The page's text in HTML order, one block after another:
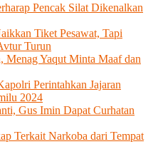
Pencak Silat Dikenalkan
Tiket Pesawat, Tapi
Turun
Menag Yaqut Minta Maaf dan
Perintahkan Jajaran
2024
Gus Imin Dapat Curhatan
Terkait Narkoba dari Tempat